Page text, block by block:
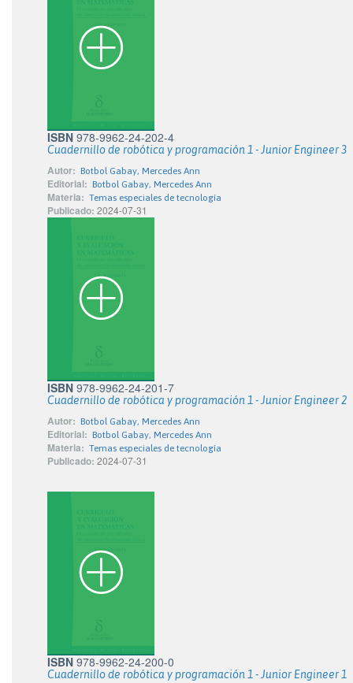
ISBN 978-9962-24-202-4
Cuadernillo de robótica y programación 1 - Junior Engineer 3
Autor: Botbol Gabay, Mercedes Ann
Editorial: Botbol Gabay, Mercedes Ann
Materia: Temas especiales de tecnología
Publicado: 2024-07-31
ISBN 978-9962-24-201-7
Cuadernillo de robótica y programación 1 - Junior Engineer 2
Autor: Botbol Gabay, Mercedes Ann
Editorial: Botbol Gabay, Mercedes Ann
Materia: Temas especiales de tecnología
Publicado: 2024-07-31
ISBN 978-9962-24-200-0
Cuadernillo de robótica y programación 1 - Junior Engineer 1